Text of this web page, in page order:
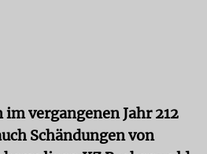
vergangenen Jahr 212
Schändungen von